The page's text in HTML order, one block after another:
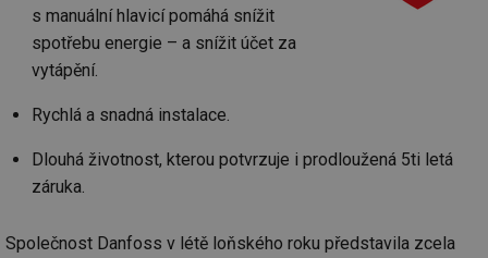
s manuální hlavicí pomáhá snížit
spotřebu energie – a snížit účet za
vytápění.
Rychlá a snadná instalace.
Dlouhá životnost, kterou potvrzuje i prodloužená 5ti letá
záruka.
Společnost Danfoss v létě loňského roku představila zcela